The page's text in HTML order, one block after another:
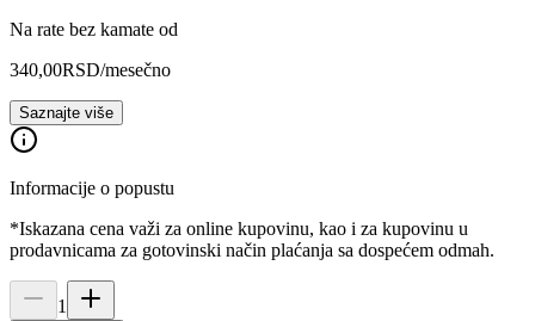
Na rate bez kamate od
340,00RSD/mesečno
Saznajte više
Informacije o popustu
*Iskazana cena važi za online kupovinu, kao i za kupovinu u
prodavnicama za gotovinski način plaćanja sa dospećem odmah.
1